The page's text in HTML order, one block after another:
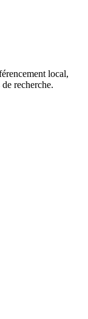
local,
recherche.